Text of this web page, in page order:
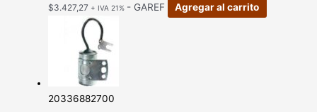
$3.427,27 + IVA 21% - GAREF Agregar al carrito
20336882700